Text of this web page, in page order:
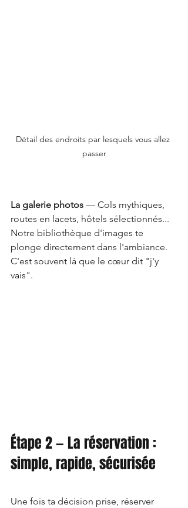
Détail des endroits par lesquels vous allez
passer
La galerie photos — Cols mythiques,
routes en lacets, hôtels sélectionnés...
Notre bibliothèque d'images te
plonge directement dans l'ambiance.
C'est souvent là que le cœur dit "j'y
vais".
Étape 2 — La réservation :
simple, rapide, sécurisée
Une fois ta décision prise, réserver